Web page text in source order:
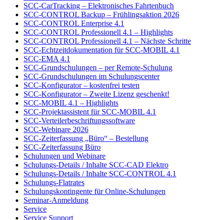
SCC-CarTracking – Elektronisches Fahrtenbuch
SCC-CONTROL Backup – Frühlingsaktion 2026
SCC-CONTROL Enterprise 4.1
SCC-CONTROL Professionell 4.1 – Highlights
SCC-CONTROL Professionell 4.1 – Nächste Schritte
SCC-Echtzeitdokumentation für SCC-MOBIL 4.1
SCC-EMA 4.1
SCC-Grundschulungen – per Remote-Schulung
SCC-Grundschulungen im Schulungscenter
SCC-Konfigurator – kostenfrei testen
SCC-Konfigurator – Zweite Lizenz geschenkt!
SCC-MOBIL 4.1 – Highlights
SCC-Projektassistent für SCC-MOBIL 4.1
SCC-Verteilerbeschriftungssoftware
SCC-Webinare 2026
SCC-Zeiterfassung „Büro“ – Bestellung
SCC-Zeiterfassung Büro
Schulungen und Webinare
Schulungs-Details / Inhalte SCC-CAD Elektro
Schulungs-Details / Inhalte SCC-CONTROL 4.1
Schulungs-Flatrates
Schulungskontingente für Online-Schulungen
Seminar-Anmeldung
Service
Service Support